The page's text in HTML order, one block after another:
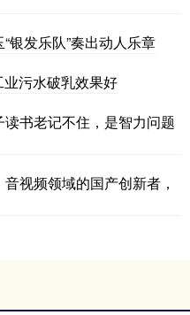
银发乐队”奏出动人乐章
污水破乳效果好
书老记不住，是智力问题
视频领域的国产创新者，